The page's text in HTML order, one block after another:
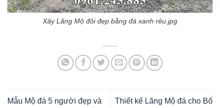
Xây Lăng Mộ đôi đẹp bằng đá xanh rêu.jpg
Mẫu Mộ đá 5 người đẹp và
Thiết kế Lăng Mộ đá cho Bố